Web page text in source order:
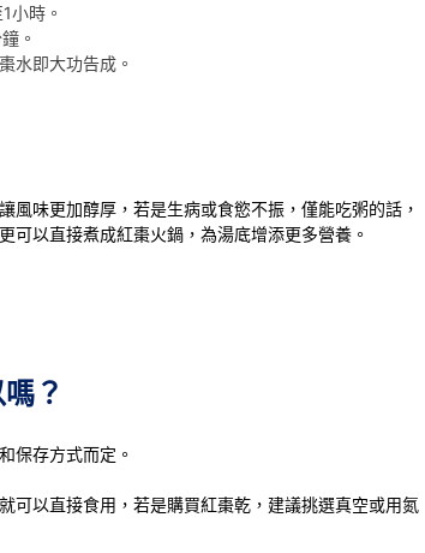
小時。
。
水即大功告成。
風味更加醇厚，若是生病或食慾不振，僅能吃粥的話，
可以直接煮成紅棗火鍋，為湯底增添更多營養。
？
保存方式而定。
可以直接食用，若是購買紅棗乾，建議挑選真空或用氮